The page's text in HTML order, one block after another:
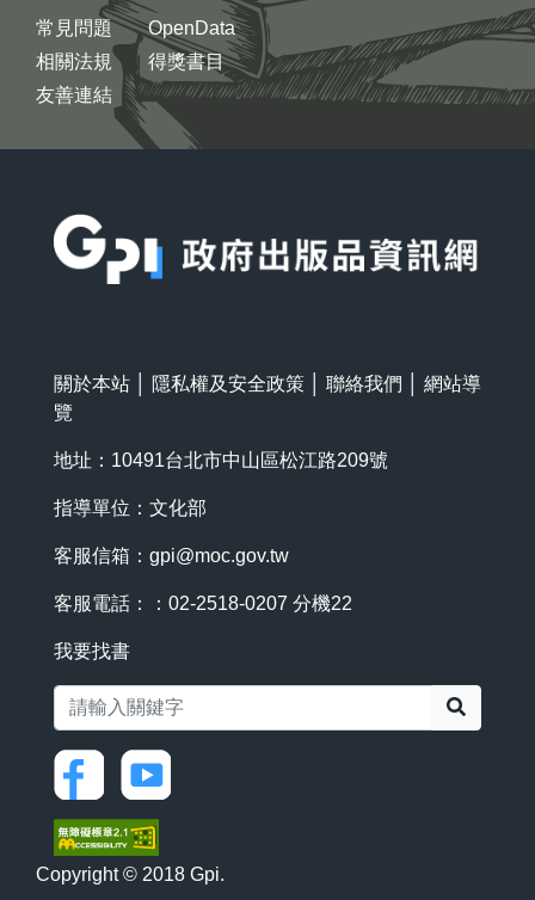
常見問題
相關法規
友善連結
OpenData
得獎書目
關於本站 隱私權及安全政策 聯絡我們
網站導
覽
地址：10491台北市中山區松江路209號
指導單位：文化部
客服信箱： gpi@moc.gov.tw
客服電話：：02-2518-0207 分機22
我要找書
Copyright © 2018 Gpi.